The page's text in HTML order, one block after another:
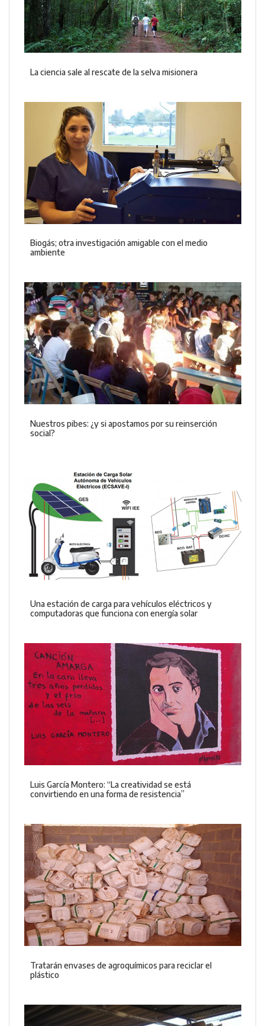
La ciencia sale al rescate de la selva misionera
Biogás; otra investigación amigable con el medio
ambiente
Nuestros pibes: ¿y si apostamos por su reinserción
social?
Una estación de carga para vehículos eléctricos y
computadoras que funciona con energía solar
Luis García Montero: “La creatividad se está
convirtiendo en una forma de resistencia”
Tratarán envases de agroquímicos para reciclar el
plástico